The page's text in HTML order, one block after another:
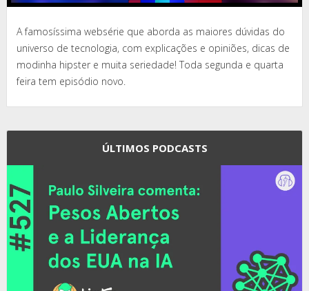
A famosíssima websérie que aborda as maiores dúvidas do
universo de tecnologia, com explicações e opiniões, dicas de
modinha hipster e muita seriedade! Toda segunda e quarta
feira tem episódio novo.
ÚLTIMOS PODCASTS